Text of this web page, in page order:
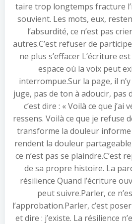
taire trop longtemps fracture
souvient. Les mots, eux,
l’absurdité, ce n’est pas
autres.C’est refuser de
ne plus s’effacer L’écriture
espace où la voix peut
interrompue.Sur la page, il
juge, pas de ton à adoucir, pas
c’est dire : « Voilà ce que j’ai
ressens. Voilà ce que je refuse
transforme la douleur informe
rendent la douleur
ce n’est pas se plaindre.C’est
de sa propre histoire. La
résilience Quand l’écriture
peut suivre.Parler, ce
l’approbation.Parler, c’est
et dire : j’existe. La résilience